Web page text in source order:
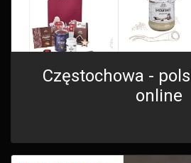
Częstochowa -
online